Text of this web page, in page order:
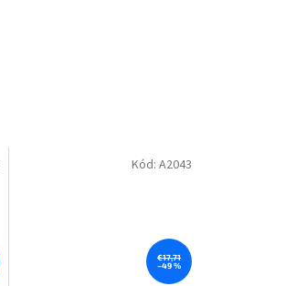
€17,71
–49 %
Kód: A2043